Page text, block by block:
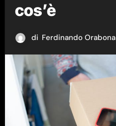
cos’è
di Ferdinando Orabona